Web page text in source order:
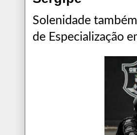
Solenidade
de Especialização